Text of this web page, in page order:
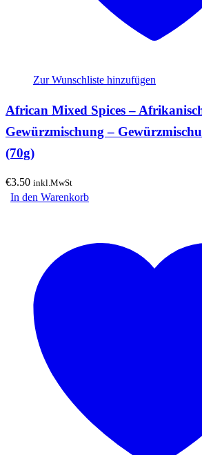
Zur Wunschliste hinzufügen
African Mixed Spices –
Gewürzmischung –
(70g)
€3.50 inkl.MwSt
In den Warenkorb